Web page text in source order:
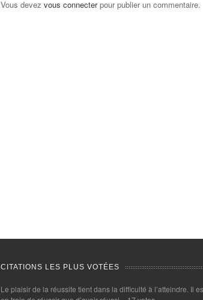
Vous devez vous connecterpour publier un commentaire.
CITATIONS LES PLUS VOTÉES
Le plaisir de la réussite tient dans la difficulté à l’atteindre. Il